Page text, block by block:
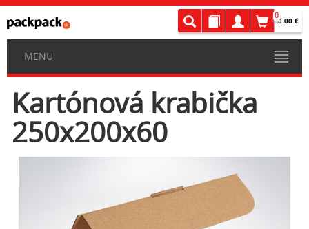
0
0.00 €
MENU
Kartónová krabička
250x200x60